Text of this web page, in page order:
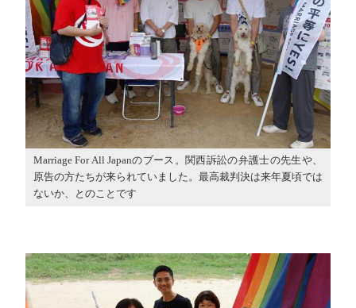
Marriage For All Japanのブース。関西訴訟の弁護士の先生や、
原告の方たちが来られていました。最高裁判決は来年夏頃では
ないか、とのことです